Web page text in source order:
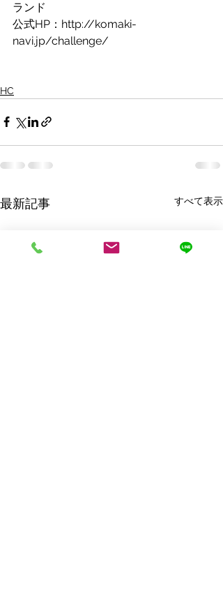
ランド
公式HP：http://komaki-
navi.jp/challenge/
HC
最新記事 すべて表示